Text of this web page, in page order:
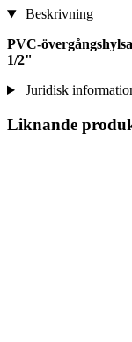
Beskrivning
PVC-
1/2"
Juridisk
Liknande